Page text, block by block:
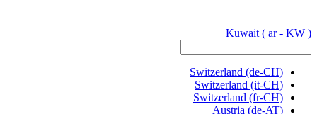
Kuwait ( ar - KW )
Switzerland (de-CH)
Switzerland (it-CH)
Switzerland (fr-CH)
Austria (de-AT)